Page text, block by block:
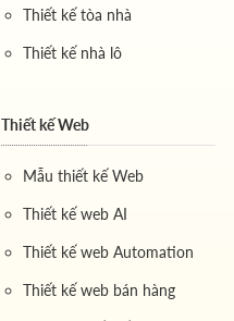
Thiết kế tòa nhà
Thiết kế nhà lô
Thiết kế Web
Mẫu thiết kế Web
Thiết kế web AI
Thiết kế web Automation
Thiết kế web bán hàng